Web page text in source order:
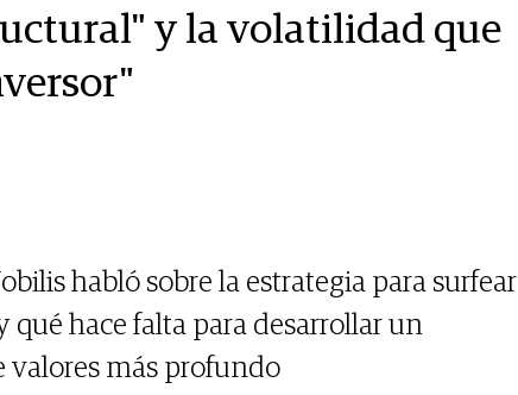
y la volatilidad que
habló sobre la estrategia para surfear
qué hace falta para desarrollar un
valores más profundo